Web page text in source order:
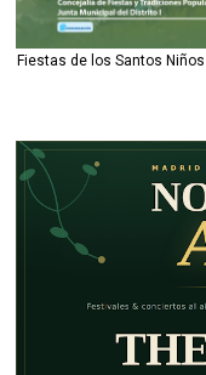
Fiestas de los Santos